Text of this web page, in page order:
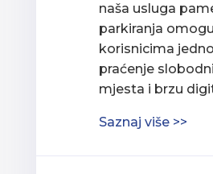
naša usluga
parkiranja
korisnicima
praćenje
mjesta i brzu
Saznaj više >>